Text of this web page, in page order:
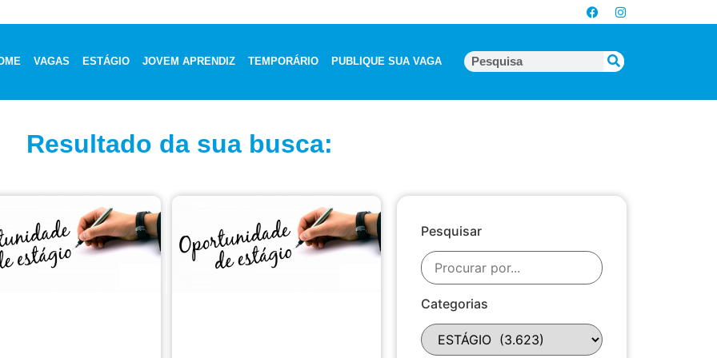
VAGAS ESTÁGIO JOVEM APRENDIZ TEMPORÁRIO PUBLIQUE SUA VAGA
Resultado da sua busca:
Pesquisar
Categorias